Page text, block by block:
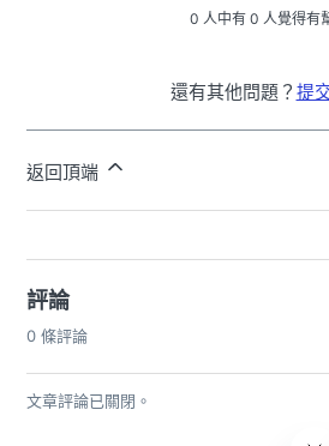
0 人中有 0 人覺得有
還有其他問題？ 提
返回頂端
評論
0 條評論
文章評論已關閉。